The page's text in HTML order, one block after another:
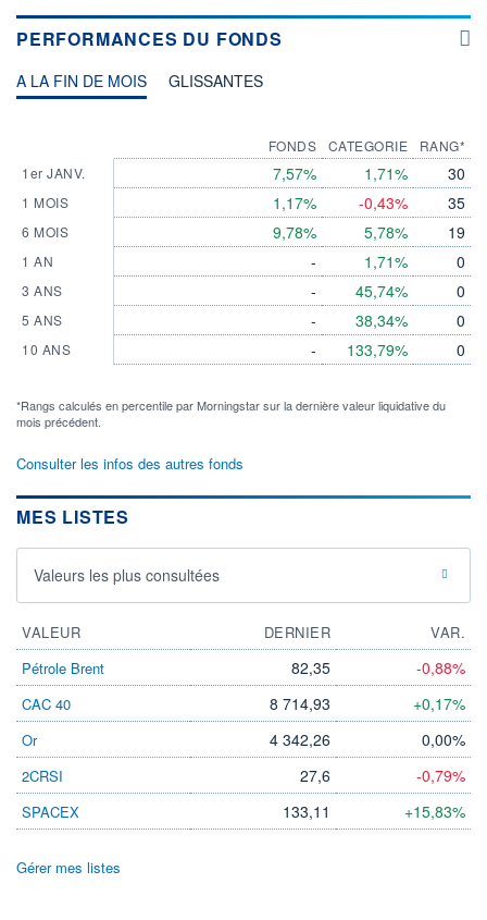
PERFORMANCES DU FONDS
A LA FIN DE MOIS GLISSANTES
1er JANV.
1 MOIS
6 MOIS
1 AN
3 ANS
5 ANS
10 ANS
FONDS
7,57%
1,17%
9,78%
-
-
-
-
CATEGORIE
1,71%
-0,43%
5,78%
1,71%
45,74%
38,34%
133,79%
RANG*
30
35
19
0
0
0
0
*Rangs calculés en percentile par Morningstar sur la dernière valeur liquidative du
mois précédent.
Consulter les infos des autres fonds
MES LISTES
Valeurs les plus consultées
VALEUR DERNIER
VAR.
Pétrole Brent
82,35 -0,88%
CAC 40 8 714,93 +0,17%
Or 4 342,26 0,00%
2CRSI 27,6 -0,79%
SPACEX 133,11 +15,83%
Gérer mes listes